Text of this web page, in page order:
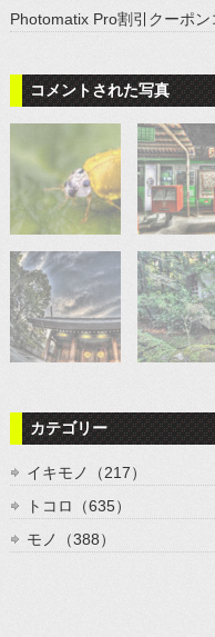
Photomatix Pro割引クーポン
コメントされた写真
カテゴリー
イキモノ（217）
トコロ（635）
モノ（388）